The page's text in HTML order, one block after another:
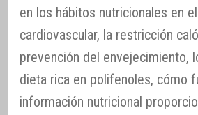
en los hábitos nutricionales en
cardiovascular, la restricción
prevención del envejecimiento,
dieta rica en polifenoles, cómo
información nutricional